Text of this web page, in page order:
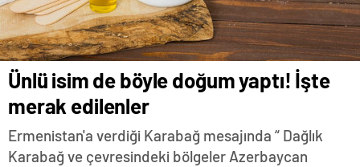
Ünlü isim de böyle doğum yaptı! İşte
merak edilenler
Ermenistan'a verdiği Karabağ mesajında “ Dağlık
Karabağ ve çevresindeki bölgeler Azerbaycan